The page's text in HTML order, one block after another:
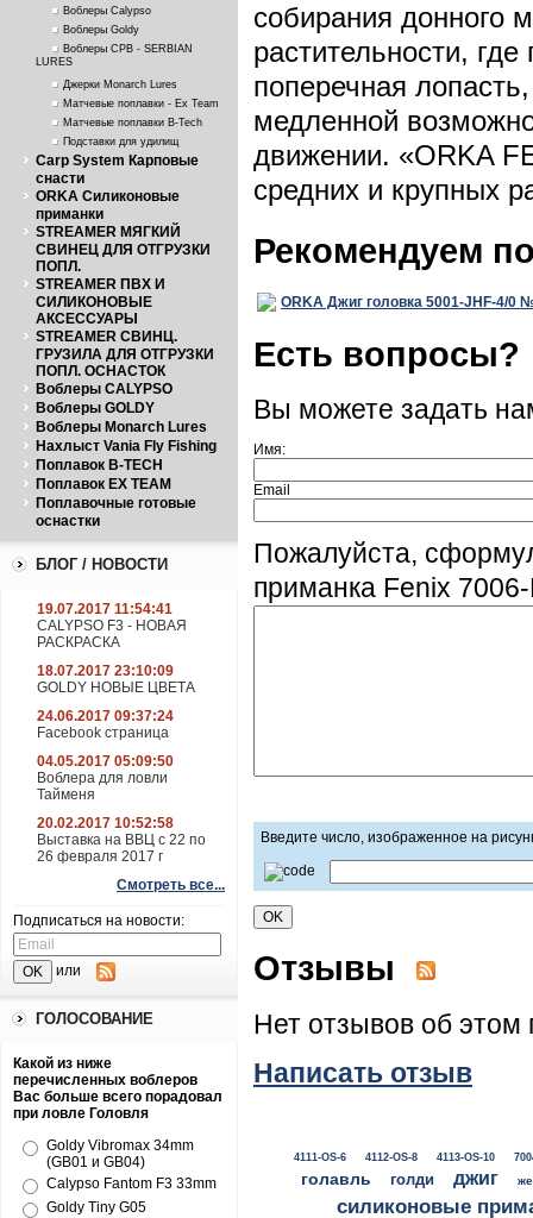
Воблеры Calypso
Воблеры Goldy
Воблеры СРВ - SERBIAN
LURES
Джерки Monarch Lures
Матчевые поплавки - Ex Team
Матчевые поплавки B-Tech
Подставки для удилищ
Carp System Карповые
снасти
ORKA Силиконовые
приманки
STREAMER МЯГКИЙ
СВИНЕЦ ДЛЯ ОТГРУЗКИ
ПОПЛ.
STREAMER ПВХ И
СИЛИКОНОВЫЕ
АКСЕССУАРЫ
STREAMER СВИНЦ.
ГРУЗИЛА ДЛЯ ОТГРУЗКИ
ПОПЛ. ОСНАСТОК
Воблеры CALYPSO
Воблеры GOLDY
Воблеры Monarch Lures
Нахлыст Vania Fly Fishing
Поплавок B-TECH
Поплавок EX TEAM
Поплавочные готовые
оснастки
БЛОГ / НОВОСТИ
19.07.2017 11:54:41
CALYPSO F3 - НОВАЯ
РАСКРАСКА
18.07.2017 23:10:09
GOLDY НОВЫЕ ЦВЕТА
24.06.2017 09:37:24
Facebook страница
04.05.2017 05:09:50
Воблера для ловли
Тайменя
20.02.2017 10:52:58
Выставка на ВВЦ с 22 по
26 февраля 2017 г
Смотреть все...
Подписаться на новости:
или
ГОЛОСОВАНИЕ
Какой из ниже
перечисленных воблеров
Вас больше всего порадовал
при ловле Головля
Goldy Vibromax 34mm
(GB01 и GB04)
Calypso Fantom F3 33mm
Goldy Tiny G05
собирания донного
растительности,
поперечная
медленной
движении. «ORKA
средних и крупных
Рекомендуем
ORKA Джиг головка 5001-JHF-4/0
Есть вопросы?
Вы можете задать
Имя:
Email
Пожалуйста,
приманкa Fenix
Введите число, изображенное на
Отзывы
Нет отзывов об этом
Написать отзыв
4111-OS-6 4112-OS-8 4113-OS-10
голавль голди джиг
силиконовые